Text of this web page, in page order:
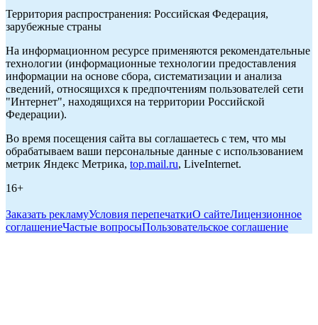
Территория распространения: Российская Федерация,
зарубежные страны
На информационном ресурсе применяются рекомендательные
технологии (информационные технологии предоставления
информации на основе сбора, систематизации и анализа
сведений, относящихся к предпочтениям пользователей сети
"Интернет", находящихся на территории Российской
Федерации).
Во время посещения сайта вы соглашаетесь с тем, что мы
обрабатываем ваши персональные данные с использованием
метрик Яндекс Метрика, top.mail.ru, LiveInternet.
16+
Заказать рекламуУсловия перепечаткиО сайтеЛицензионное
соглашениеЧастые вопросыПользовательское соглашение